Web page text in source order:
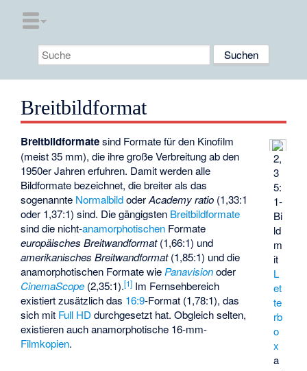
Breitbildformat
2,
3
5:
1-
Bi
ld
m
it
L
et
te
rb
o
x
a
Breitbildformatesind Formate für den Kinofilm
(meist 35 mm), die ihre große Verbreitung ab den
1950er Jahren erfuhren. Damit werden alle
Bildformate bezeichnet, die breiter als das
sogenannte NormalbildoderAcademy ratio (1,33:1
oder 1,37:1) sind. Die gängigsten Breitbildformate
sind die nicht-anamorphotischen Formate
europäisches Breitwandformat(1,66:1) und
amerikanisches Breitwandformat(1,85:1) und die
anamorphotischen Formate wiePanavisionoder
CinemaScope (2,35:1).[1] Im Fernsehbereich
existiert zusätzlich das 16:9-Format (1,78:1), das
sich mit Full HD durchgesetzt hat. Obgleich selten,
existieren auch anamorphotische 16-mm-
Filmkopien.